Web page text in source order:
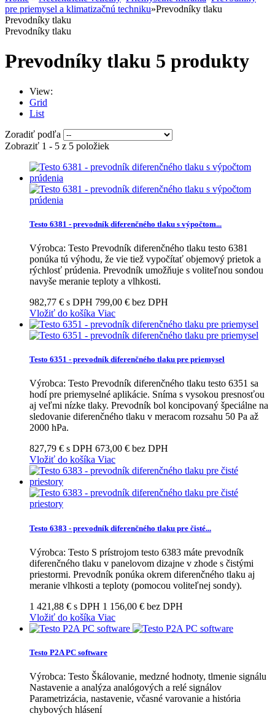
pre priemysel a klimatizačnú techniku»Prevodníky tlaku
Prevodníky tlaku
Prevodníky tlaku
Prevodníky tlaku 5 produkty
View:
Grid
List
Zoradiť podľa
Zobraziť 1 - 5 z 5 položiek
Testo 6381 - prevodník diferenčného tlaku s výpočtom...
Výrobca: Testo Prevodník diferenčného tlaku testo 6381
ponúka tú výhodu, že vie tiež vypočítať objemový prietok a
rýchlosť prúdenia. Prevodník umožňuje s voliteľnou sondou
navyše meranie teploty a vlhkosti.
982,77 € s DPH 799,00 € bez DPH
Vložiť do košíka Viac
Testo 6351 - prevodník diferenčného tlaku pre priemysel
Výrobca: Testo Prevodník diferenčného tlaku testo 6351 sa
hodí pre priemyselné aplikácie. Sníma s vysokou presnosťou
aj veľmi nízke tlaky. Prevodník bol koncipovaný špeciálne na
sledovanie diferenčného tlaku v meracom rozsahu 50 Pa až
2000 hPa.
827,79 € s DPH 673,00 € bez DPH
Vložiť do košíka Viac
Testo 6383 - prevodník diferenčného tlaku pre čisté...
Výrobca: Testo S prístrojom testo 6383 máte prevodník
diferenčného tlaku v panelovom dizajne v zhode s čistými
priestormi. Prevodník ponúka okrem diferenčného tlaku aj
meranie vlhkosti a teploty (pomocou voliteľnej sondy).
1 421,88 € s DPH 1 156,00 € bez DPH
Vložiť do košíka Viac
Testo P2A PC software
Výrobca: Testo Škálovanie, medzné hodnoty, tlmenie signálu
Nastavenie a analýza analógových a relé signálov
Parametrizácia, nastavenie, včasné varovanie a história
chybových hlásení